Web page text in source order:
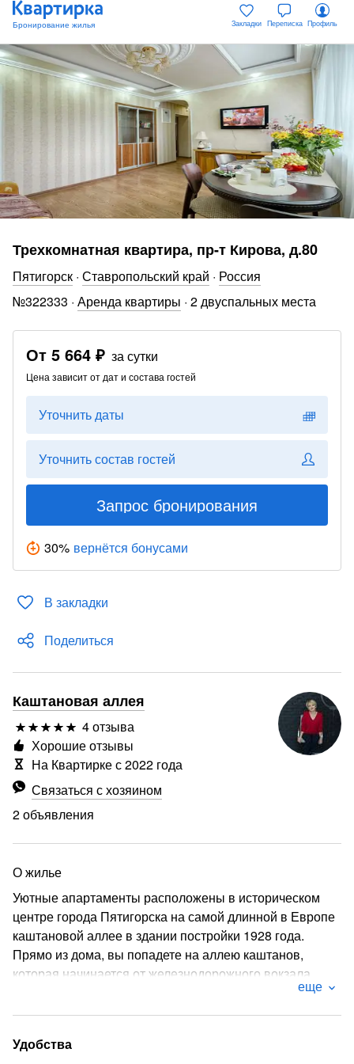
Закладки Переписка Профиль
Трехкомнатная квартира, пр-т Кирова, д.80
Пятигорск · Ставропольский край · Россия
№322333 · Аренда квартиры · 2 двуспальных места
От 5 664 ₽ за сутки
Цена зависит от дат и состава гостей
Уточнить даты
Уточнить состав гостей
Запрос бронирования
30% вернётся бонусами
В закладки
Поделиться
Каштановая аллея
4 отзыва
Связаться с хозяином
2 объявления
Хорошие отзывы
На Квартирке с 2022 года
О жилье
Уютные апартаменты расположены в историческом
центре города Пятигорска на самой длинной в Европе
каштановой аллее в здании постройки 1928 года.
Прямо из дома, вы попадете на аллею каштанов,
которая начинается от железнодорожного вокзала
города Пятигорска и заканчивается в парке Цветник.
Удачное расположение апартаментов позволит легко
достопримечательностей города. Или же
еще
Удобства